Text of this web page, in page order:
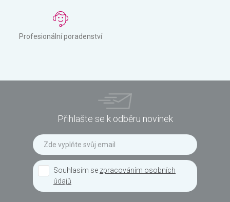
Profesionální poradenství
Přihlašte se k odběru novinek
Souhlasím se zpracováním osobních
údajů